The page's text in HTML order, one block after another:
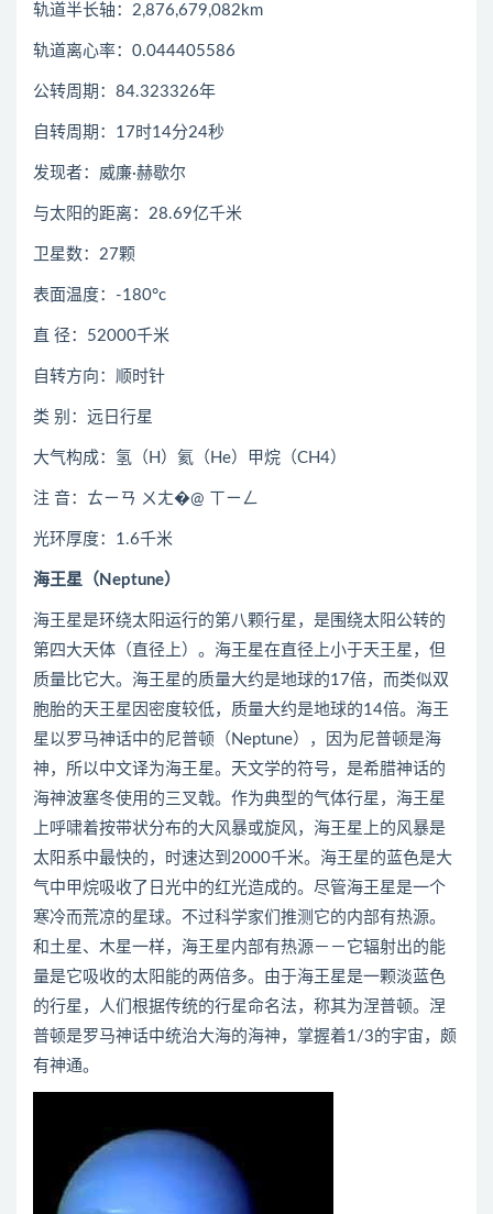
轨道半长轴：2,876,679,082km
轨道离心率：0.044405586
公转周期：84.323326年
自转周期：17时14分24秒
发现者：威廉·赫歇尔
与太阳的距离：28.69亿千米
卫星数：27颗
表面温度：-180°c
直 径：52000千米
自转方向：顺时针
类 别：远日行星
大气构成：氢（H）氦（He）甲烷（CH4）
注 音：ㄊㄧㄢ ㄨㄤ�@ ㄒㄧㄥ
光环厚度：1.6千米
海王星（Neptune）
海王星是环绕太阳运行的第八颗行星，是围绕太阳公转的
第四大天体（直径上）。海王星在直径上小于天王星，但
质量比它大。海王星的质量大约是地球的17倍，而类似双
胞胎的天王星因密度较低，质量大约是地球的14倍。海王
星以罗马神话中的尼普顿（Neptune），因为尼普顿是海
神，所以中文译为海王星。天文学的符号，是希腊神话的
海神波塞冬使用的三叉戟。作为典型的气体行星，海王星
上呼啸着按带状分布的大风暴或旋风，海王星上的风暴是
太阳系中最快的，时速达到2000千米。海王星的蓝色是大
气中甲烷吸收了日光中的红光造成的。尽管海王星是一个
寒冷而荒凉的星球。不过科学家们推测它的内部有热源。
和土星、木星一样，海王星内部有热源－－它辐射出的能
量是它吸收的太阳能的两倍多。由于海王星是一颗淡蓝色
的行星，人们根据传统的行星命名法，称其为涅普顿。涅
普顿是罗马神话中统治大海的海神，掌握着1/3的宇宙，颇
有神通。